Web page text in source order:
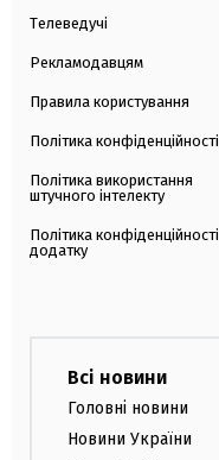
Телеведучі
Рекламодавцям
Правила користування
Політика конфіденційності
Політика використання
штучного інтелекту
Політика конфіденційності
додатку
Всі новини
Головні новини
Новини України